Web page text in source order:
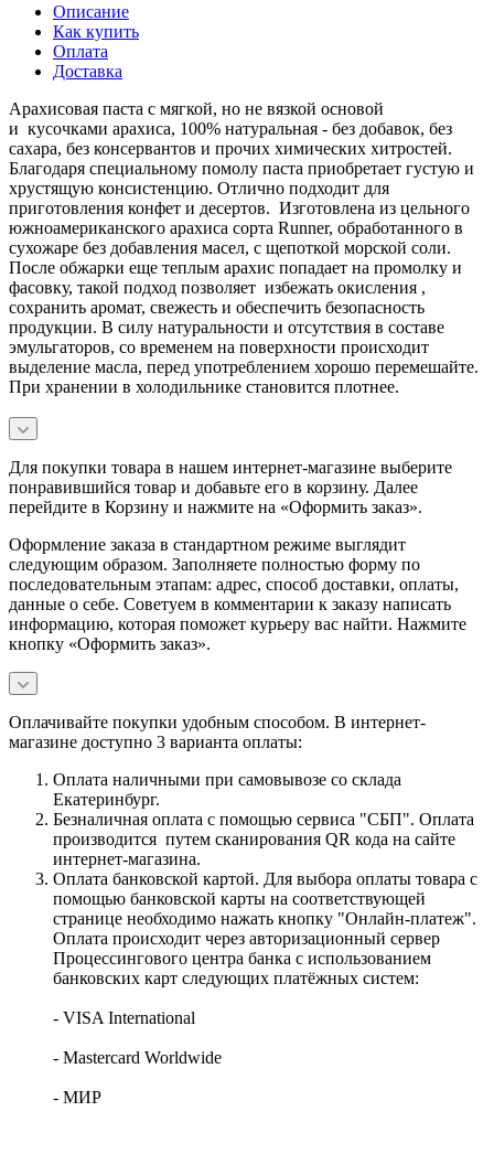
Описание
Как купить
Оплата
Доставка
Арахисовая паста с мягкой, но не вязкой основой
и кусочками арахиса, 100% натуральная - без добавок, без
сахара, без консервантов и прочих химических хитростей.
Благодаря специальному помолу паста приобретает густую и
хрустящую консистенцию. Отлично подходит для
приготовления конфет и десертов. Изготовлена из цельного
южноамериканского арахиса сорта Runner, обработанного в
сухожаре без добавления масел, с щепоткой морской соли.
После обжарки еще теплым арахис попадает на промолку и
фасовку, такой подход позволяет избежать окисления ,
сохранить аромат, свежесть и обеспечить безопасность
продукции. В силу натуральности и отсутствия в составе
эмульгаторов, со временем на поверхности происходит
выделение масла, перед употреблением хорошо перемешайте.
При хранении в холодильнике становится плотнее.
Для покупки товара в нашем интернет-магазине выберите
понравившийся товар и добавьте его в корзину. Далее
перейдите в Корзину и нажмите на «Оформить заказ».
Оформление заказа в стандартном режиме выглядит
следующим образом. Заполняете полностью форму по
последовательным этапам: адрес, способ доставки, оплаты,
данные о себе. Советуем в комментарии к заказу написать
информацию, которая поможет курьеру вас найти. Нажмите
кнопку «Оформить заказ».
Оплачивайте покупки удобным способом. В интернет-
магазине доступно 3 варианта оплаты:
Оплата наличными при самовывозе со склада
Екатеринбург.
Безналичная оплата с помощью сервиса "СБП". Оплата
производится путем сканирования QR кода на сайте
интернет-магазина.
Оплата банковской картой. Для выбора оплаты товара с
помощью банковской карты на соответствующей
странице необходимо нажать кнопку "Онлайн-платеж".
Оплата происходит через авторизационный сервер
Процессингового центра банка с использованием
банковских карт следующих платёжных систем:
- VISA International
- Mastercard Worldwide
- МИР